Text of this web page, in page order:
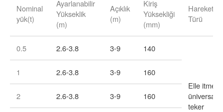
Nominal
yük(t)
Ayarlanabilir
Yükseklik
(m)
Açıklık
(m)
Kiriş
Yüksekliği
(mm)
Hareket
Türü
0.5 2.6-3.8 3-9 140
Elle itmeli
üniversal
teker
1 2.6-3.8 3-9 160
2 2.6-3.8 3-9 160